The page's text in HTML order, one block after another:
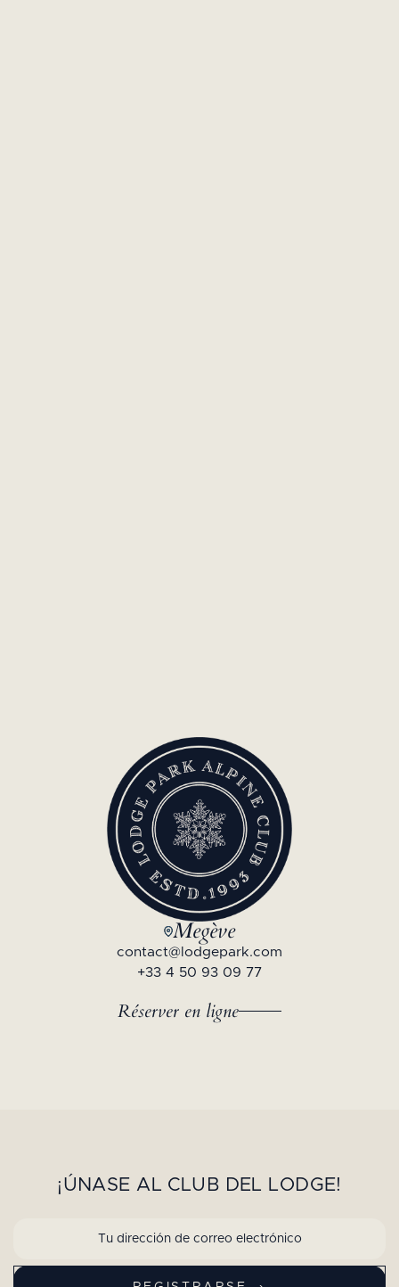
Megève
contact@lodgepark.com
+33 4 50 93 09 77
Réserver en ligne
¡ÚNASE AL CLUB DEL LODGE!